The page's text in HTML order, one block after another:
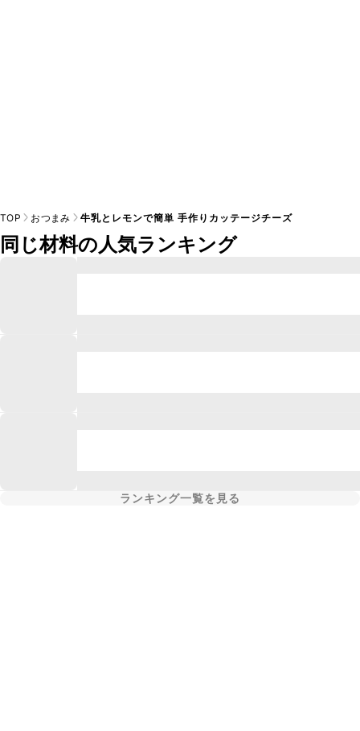
TOP おつまみ 牛乳とレモンで簡単 手作りカッテージチーズ
同じ材料の人気ランキング
ランキング一覧を見る